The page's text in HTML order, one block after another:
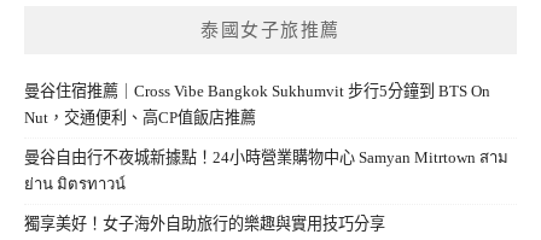
泰國女子旅推薦
曼谷住宿推薦｜Cross Vibe Bangkok Sukhumvit 步行5分鐘到 BTS On
Nut，交通便利、高CP值飯店推薦
曼谷自由行不夜城新據點！24小時營業購物中心 Samyan Mitrtown สาม
ย่าน มิตรทาวน์
獨享美好！女子海外自助旅行的樂趣與實用技巧分享